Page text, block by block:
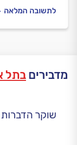
לתשובה המלאה
מדבירים בתל
שוקר הדברות